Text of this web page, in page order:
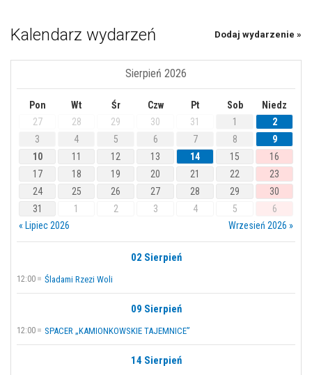
Kalendarz wydarzeń Dodaj wydarzenie »
Sierpień 2026
Pon Wt Śr Czw Pt Sob
Niedz
27
28 29 30 31 1
2
3
4 5 6 7 8
9
10
11 12 13 14 15
16
17
18 19 20 21 22
23
24
25 26 27 28 29
30
31
1 2 3 4 5
6
« Lipiec 2026
Wrzesień 2026 »
02 Sierpień
12:00 Śladami Rzezi Woli
09 Sierpień
12:00 SPACER „KAMIONKOWSKIE TAJEMNICE”
14 Sierpień